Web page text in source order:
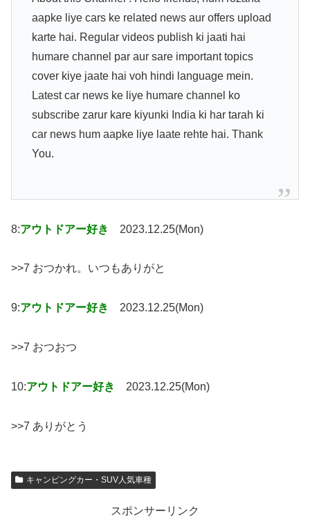
aapke liye cars ke related news aur offers upload
karte hai. Regular videos publish ki jaati hai
humare channel par aur sare important topics
cover kiye jaate hai voh hindi language mein.
Latest car news ke liye humare channel ko
subscribe zarur kare kiyunki India ki har tarah ki
car news hum aapke liye laate rehte hai. Thank
You.
8:アウトドアー好き 2023.12.25(Mon)
>>7 おつかれ。いつもありがと
9:アウトドアー好き 2023.12.25(Mon)
>>7 おつおつ
10:アウトドアー好き 2023.12.25(Mon)
>>7 ありがとう
キャンピングカー・SUV人気車種
スポンサーリンク